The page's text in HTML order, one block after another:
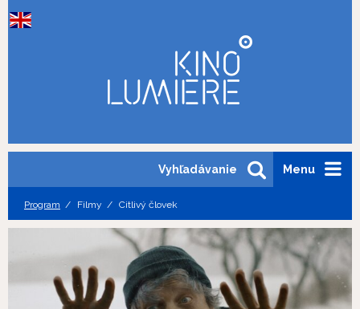
Menu
Vyhľadávanie
Program Filmy Citlivý človek